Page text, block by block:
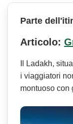
Parte
Articolo:
Il Ladakh,
i viaggiatori
montuoso